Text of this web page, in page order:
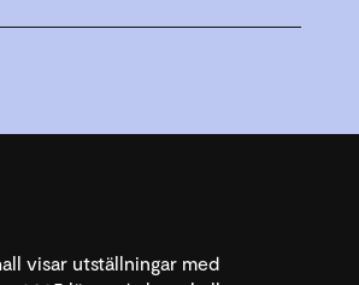
visar utställningar med